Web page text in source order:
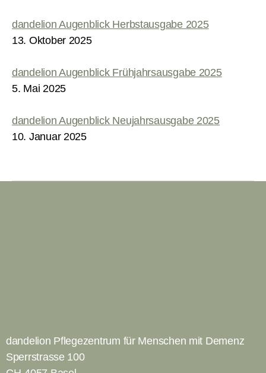
dandelion Augenblick Herbstausgabe 2025
13. Oktober 2025
dandelion Augenblick Frühjahrsausgabe 2025
5. Mai 2025
dandelion Augenblick Neujahrsausgabe 2025
10. Januar 2025
dandelion Pflegezentrum für Menschen mit Demenz
Sperrstrasse 100